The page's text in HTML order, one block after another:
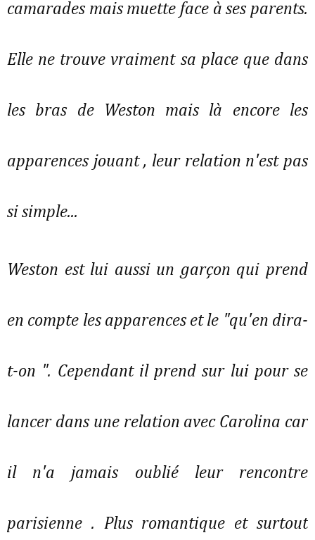
camarades mais muette face à ses parents.
Elle ne trouve vraiment sa place que dans
les bras de Weston mais là encore les
apparences jouant , leur relation n'est pas
si simple...
Weston est lui aussi un garçon qui prend
en compte les apparences et le "qu'en dira-
t-on ". Cependant il prend sur lui pour se
lancer dans une relation avec Carolina car
il n'a jamais oublié leur rencontre
parisienne . Plus romantique et surtout